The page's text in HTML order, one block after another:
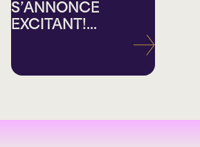
S’ANNONCE
EXCITANT!...